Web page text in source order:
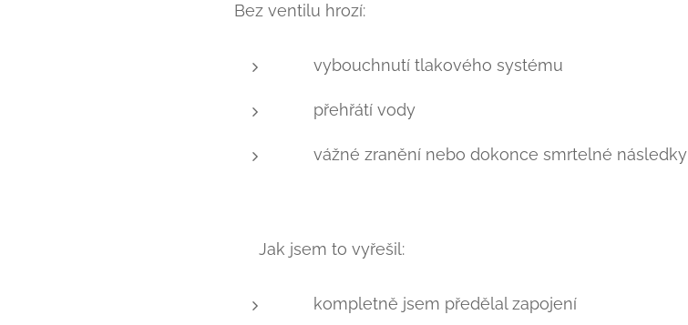
Bez ventilu hrozí:
💥 vybouchnutí tlakového systému
🔥 přehřátí vody
⚠️ vážné zranění nebo dokonce smrtelné následky
🛠️ Jak jsem to vyřešil:
✅ kompletně jsem předělal zapojení